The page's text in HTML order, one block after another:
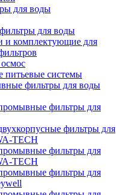
для воды
для воды
и комплектующие для
питьевые системы
фильтры для воды
фильтры для
фильтры для
TECH
фильтры для
TECH
фильтры для